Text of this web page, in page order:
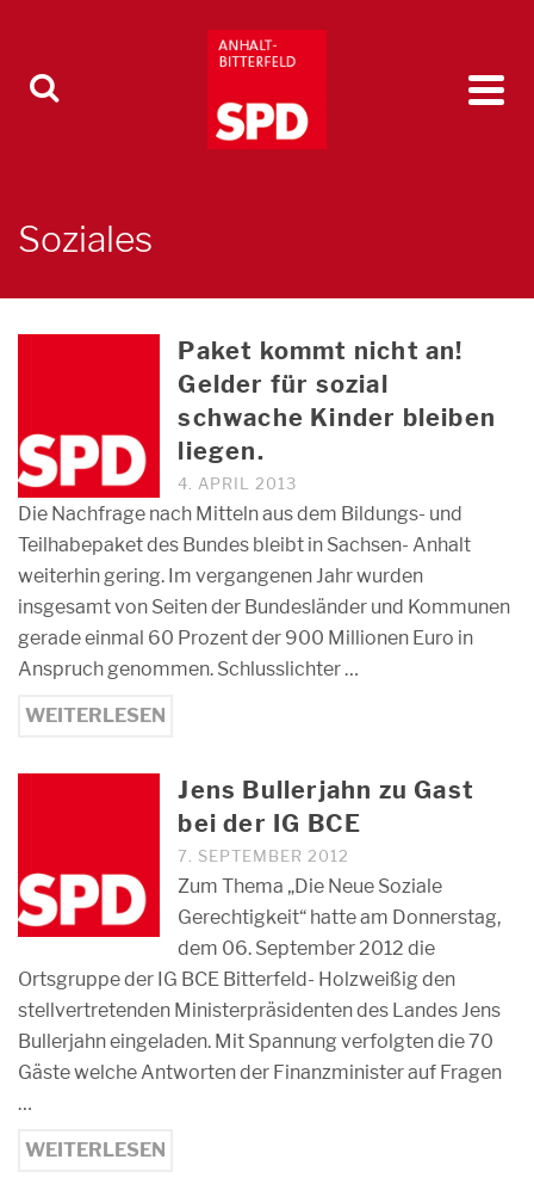
Soziales
Paket kommt nicht an!
Gelder für sozial
schwache Kinder bleiben
liegen.
4. APRIL 2013
Die Nachfrage nach Mitteln aus dem Bildungs- und
Teilhabepaket des Bundes bleibt in Sachsen- Anhalt
weiterhin gering. Im vergangenen Jahr wurden
insgesamt von Seiten der Bundesländer und Kommunen
gerade einmal 60 Prozent der 900 Millionen Euro in
Anspruch genommen. Schlusslichter …
WEITERLESEN
Jens Bullerjahn zu Gast
bei der IG BCE
7. SEPTEMBER 2012
Zum Thema „Die Neue Soziale
Gerechtigkeit“ hatte am Donnerstag,
dem 06. September 2012 die
Ortsgruppe der IG BCE Bitterfeld- Holzweißig den
stellvertretenden Ministerpräsidenten des Landes Jens
Bullerjahn eingeladen. Mit Spannung verfolgten die 70
Gäste welche Antworten der Finanzminister auf Fragen
…
WEITERLESEN